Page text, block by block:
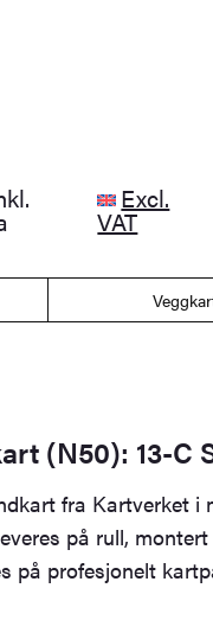
Excl.
VAT
(N50): 13-C
fra Kartverket i
på rull,
på profesjonelt